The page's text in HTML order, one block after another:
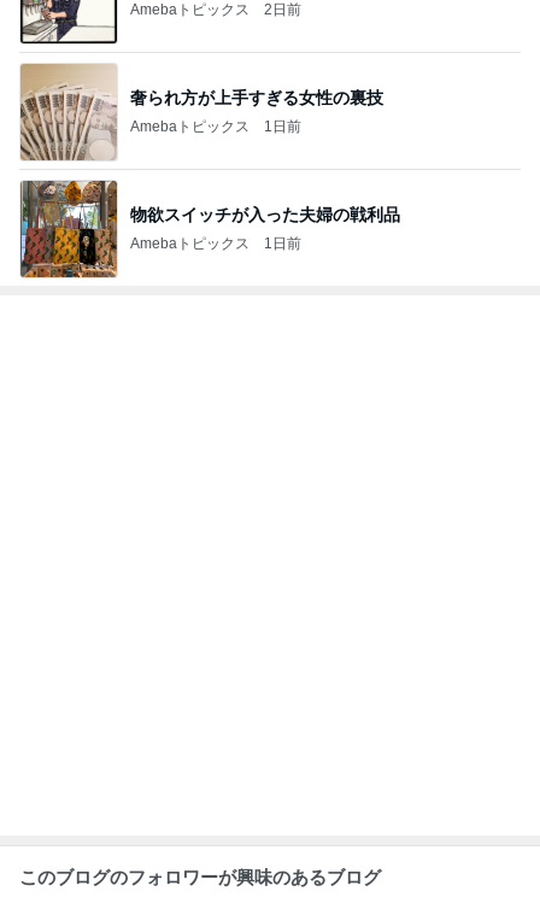
Amebaトピックス 2日前
奢られ方が上手すぎる女性の裏技
Amebaトピックス 1日前
物欲スイッチが入った夫婦の戦利品
Amebaトピックス 1日前
このブログのフォロワーが興味のあるブログ